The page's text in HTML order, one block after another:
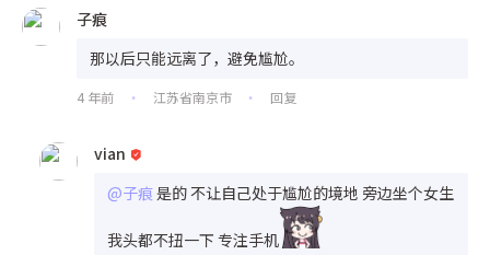
子痕
那以后只能远离了，避免尴尬。
4 年前 • 江苏省南京市 • 回复
vian
@子痕是的 不让自己处于尴尬的境地 旁边坐个女生
我头都不扭一下 专注手机